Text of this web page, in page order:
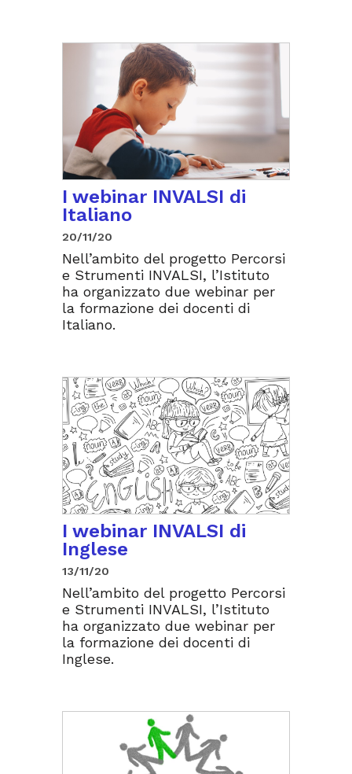
I webinar INVALSI di
Italiano
20/11/20
Nell’ambito del progetto Percorsi
e Strumenti INVALSI, l’Istituto
ha organizzato due webinar per
la formazione dei docenti di
Italiano.
I webinar INVALSI di
Inglese
13/11/20
Nell’ambito del progetto Percorsi
e Strumenti INVALSI, l’Istituto
ha organizzato due webinar per
la formazione dei docenti di
Inglese.